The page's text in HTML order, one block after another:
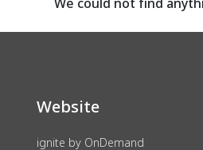
assignment ลงทะเบียน
Website
ignite by OnDemand